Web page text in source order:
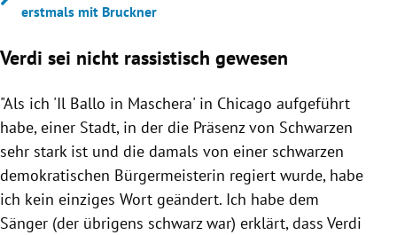
erstmals mit Bruckner
Verdi sei nicht rassistisch gewesen
"Als ich 'Il Ballo in Maschera' in Chicago aufgeführt
habe, einer Stadt, in der die Präsenz von Schwarzen
sehr stark ist und die damals von einer schwarzen
demokratischen Bürgermeisterin regiert wurde, habe
ich kein einziges Wort geändert. Ich habe dem
Sänger (der übrigens schwarz war) erklärt, dass Verdi